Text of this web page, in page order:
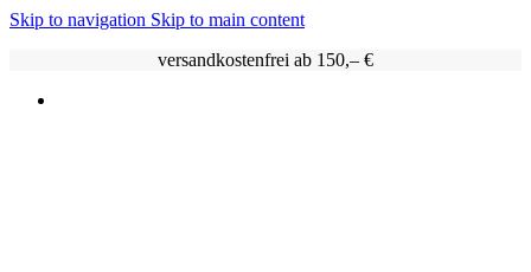
Skip to navigation Skip to main content
versandkostenfrei ab 150,– €